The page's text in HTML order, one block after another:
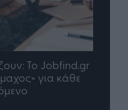
To Jobfind.gr
για κάθε